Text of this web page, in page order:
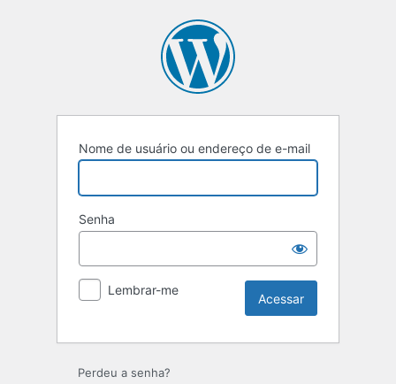
Nome de usuário ou endereço de e-mail
Senha
Lembrar-me
Perdeu a senha?